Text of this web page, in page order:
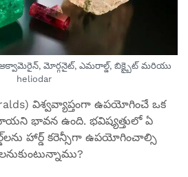
మోర్గనైట్, ఎమరాల్డ్, బిక్ష్బైట్ మరియు
heliodar
విశ్వవ్యాప్తంగా ఉపయోగించే ఒక
భావన ఉంది. భవిష్యత్తులో ఏ
హార్డ్ కరెన్సీగా ఉపయోగించాల్సి